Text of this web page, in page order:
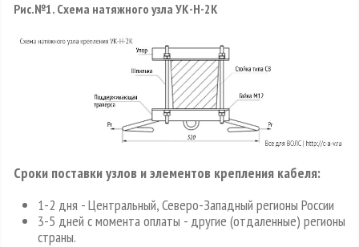
Рис.№1. Схема натяжного узла УК-Н-2К
Сроки поставки узлов и элементов крепления кабеля:
1-2 дня - Центральный, Северо-Западный регионы России
3-5 дней с момента оплаты - другие (отдаленные) регионы
страны.